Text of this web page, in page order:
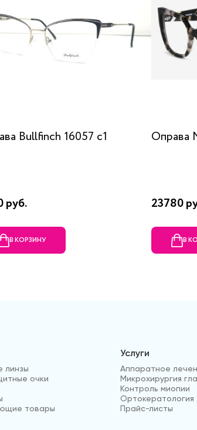
Bullfinch 16057 c1
руб.
В КОРЗИНУ
Оправа
23780
В
линзы
очки
товары
Услуги
Аппаратное
Микрохирургия
Контроль миопии
Ортокератология
Прайс-листы